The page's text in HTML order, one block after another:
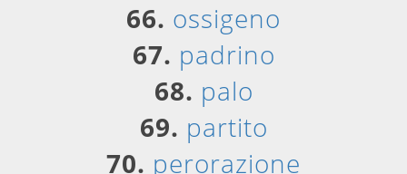
66. ossigeno
67. padrino
68. palo
69. partito
70. perorazione